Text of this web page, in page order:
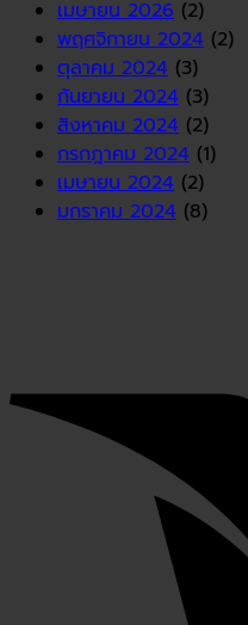
เมษายน 2026 (2)
พฤศจิกายน 2024 (2)
ตุลาคม 2024 (3)
กันยายน 2024 (3)
สิงหาคม 2024 (2)
กรกฎาคม 2024 (1)
เมษายน 2024 (2)
มกราคม 2024 (8)